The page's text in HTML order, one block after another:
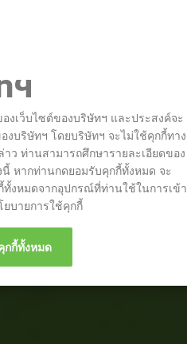
ฯ
งเว็บไซต์ของบริษัทฯ และประสงค์จะ
งบริษัทฯ โดยบริษัทฯ จะไม่ใช้คุกกี้ทาง
ว ท่านสามารถศึกษารายละเอียดของ
หากท่านกดยอมรับคุกกี้ทั้งหมด จะ
งหมดจากอุปกรณ์ที่ท่านใช้ในการเข้า
บายการใช้คุกกี้
กกี้ทั้งหมด